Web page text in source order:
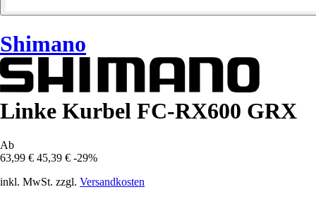
Shimano
Linke Kurbel FC-RX600 GRX
Ab
63,99 € 45,39 € -29%
inkl. MwSt. zzgl. Versandkosten